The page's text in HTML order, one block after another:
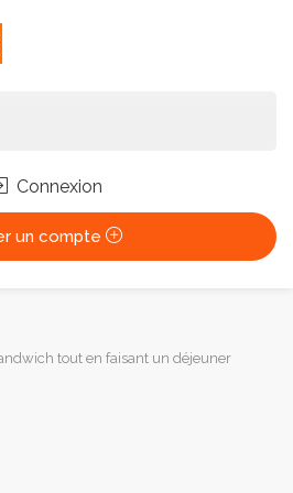
Connexion
un compte
tout en faisant un déjeuner